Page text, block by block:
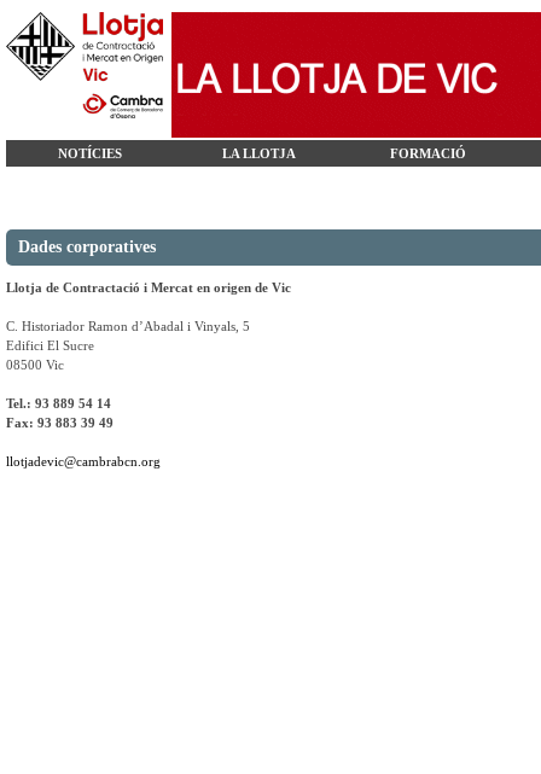
NOTÍCIES LA LLOTJA FORMACIÓ
Dades corporatives
Llotja de Contractació i Mercat en origen de Vic
C. Historiador Ramon d’Abadal i Vinyals, 5
Edifici El Sucre
08500 Vic
Tel.: 93 889 54 14
Fax: 93 883 39 49
llotjadevic@cambrabcn.org